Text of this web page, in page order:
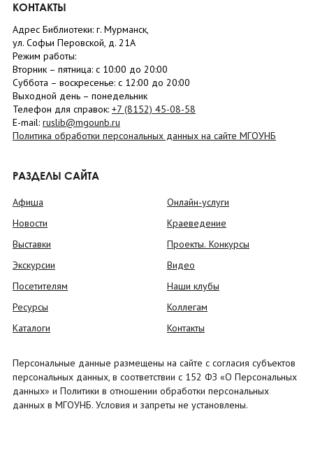
КОНТАКТЫ
Адрес Библиотеки: г. Мурманск,
ул. Софьи Перовской, д. 21А
Режим работы:
Вторник – пятница: с 10:00 до 20:00
Суббота – воскресенье: c 12:00 до 20:00
Выходной день – понедельник
Телефон для справок: +7 (8152) 45-08-58
E-mail: ruslib@mgounb.ru
Политика обработки персональных данных на сайте МГОУНБ
РАЗДЕЛЫ САЙТА
Афиша
Новости
Выставки
Экскурсии
Посетителям
Ресурсы
Каталоги
Онлайн-услуги
Краеведение
Проекты. Конкурсы
Видео
Наши клубы
Коллегам
Контакты
Персональные данные размещены на сайте с согласия субъектов
персональных данных, в соответствии с 152 ФЗ «О Персональных
данных» и Политики в отношении обработки персональных
данных в МГОУНБ. Условия и запреты не установлены.